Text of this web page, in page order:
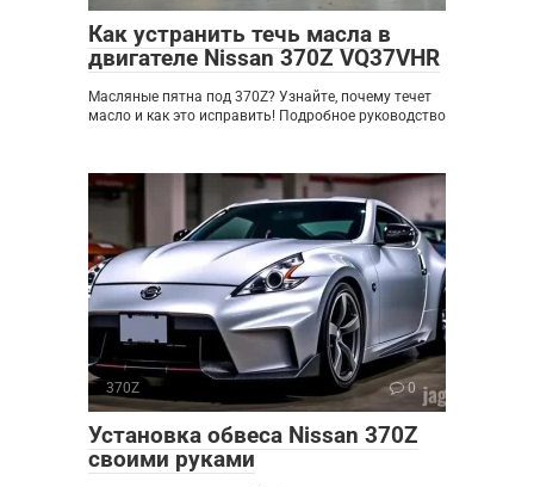
Как устранить течь масла в
двигателе Nissan 370Z VQ37VHR
Масляные пятна под 370Z? Узнайте, почему течет
масло и как это исправить! Подробное руководство
370Z 0
Установка обвеса Nissan 370Z
своими руками